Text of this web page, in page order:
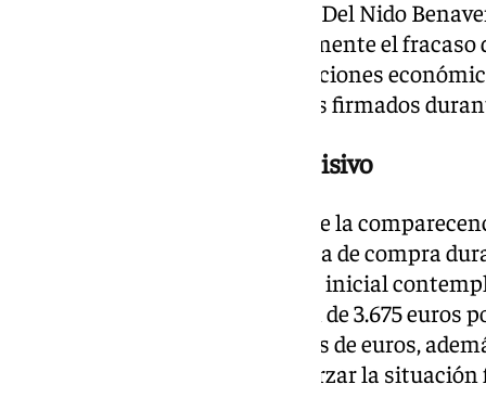
Castro, Guijarro, Carrión, Alés y Del Nido
la entidad, anunciaran públicamente el fracaso
advirtieran de posibles reclamaciones
incumplimiento de los acuerdos firmados
Dos ofertas y un cambio decisivo
Uno de los aspectos centrales de la
de cómo evolucionó la propuesta de compra
relató Ramos, el planteamiento inicial
capital social del Sevilla a razón de 3.675 euros
valorada en torno a 359 millones de euros,
de 80 millones destinada a reforzar la